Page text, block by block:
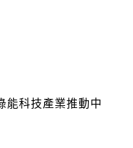
能科技產業推動中